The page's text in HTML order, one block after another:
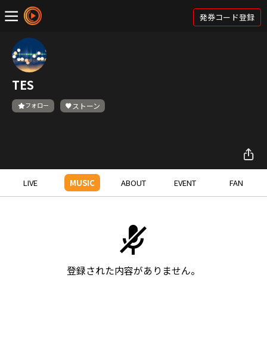
発券コード登録
TES
フォロー ストーン
LIVE MUSIC ABOUT EVENT FAN
登録された内容がありません。